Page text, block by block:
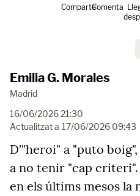
ComparteComenta
Emilia G. Morales
Madrid
16/06/2026 21:30
Actualitzat a 17/06/2026 09:43
D'"heroi" a "puto
a no tenir "cap
en els últims mesos la